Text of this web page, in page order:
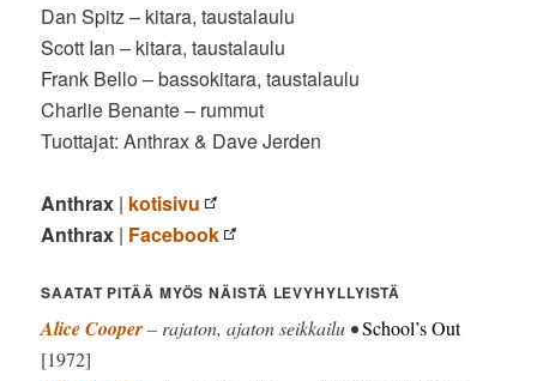
Dan Spitz – kitara, taustalaulu
Scott Ian – kitara, taustalaulu
Frank Bello – bassokitara, taustalaulu
Charlie Benante – rummut
Tuottajat: Anthrax & Dave Jerden
Anthrax | kotisivu
Anthrax | Facebook
SAATAT PITÄÄ MYÖS NÄISTÄ LEVYHYLLYISTÄ
Alice Cooper– rajaton, ajaton seikkailu •School’s Out
[1972]